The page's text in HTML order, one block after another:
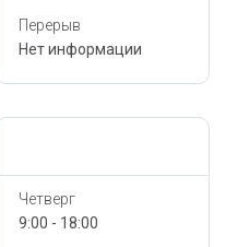
Перерыв
Нет информации
Четверг
9:00 - 18:00